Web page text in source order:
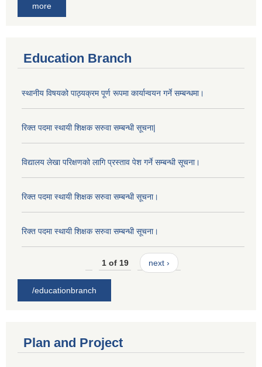
more
Education Branch
स्थानीय विषयको पाठ्यक्रम पूर्ण रूपमा कार्यान्वयन गर्ने सम्बन्धमा।
रिक्त पदमा स्थायी शिक्षक सरुवा सम्बन्धी सूचना|
विद्यालय लेखा परिक्षणको लागि प्रस्ताव पेश गर्ने सम्बन्धी सूचना।
रिक्त पदमा स्थायी शिक्षक सरुवा सम्बन्धी सूचना।
रिक्त पदमा स्थायी शिक्षक सरुवा सम्बन्धी सूचना।
1 of 19 next ›
/educationbranch
Plan and Project